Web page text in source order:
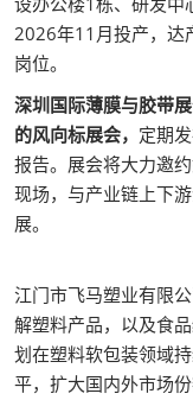
2026年11月投产，达
岗位。
深圳国际薄膜与胶带展
的风向标展会， 定期
报告。展会将大力邀
现场，与产业链上下
展。
江门市飞马塑业有限
解塑料产品，以及食
划在塑料软包装领域
平，扩大国内外市场